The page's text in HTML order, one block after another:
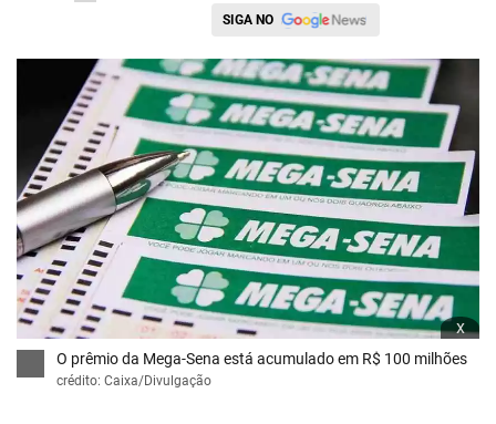
SIGA NO
x
O prêmio da Mega-Sena está acumulado em R$ 100 milhões
crédito: Caixa/Divulgação